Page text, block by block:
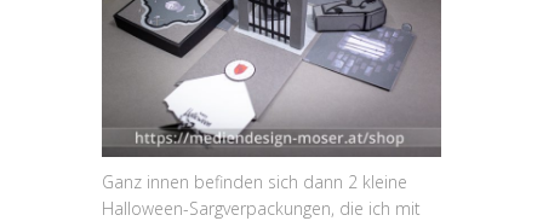
Ganz innen befinden sich dann 2 kleine
Halloween-Sargverpackungen, die ich mit